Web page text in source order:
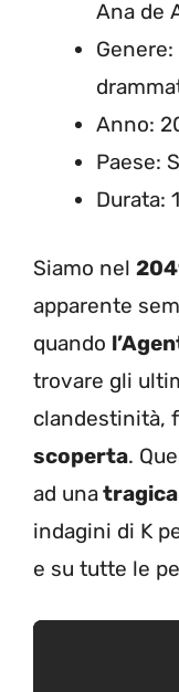
Ana de
Anno:
Paese:
Durata:
Siamo nel
apparente
quando
trovare gli
clandestinità,
scoperta.
ad una
indagini di K
e su tutte le